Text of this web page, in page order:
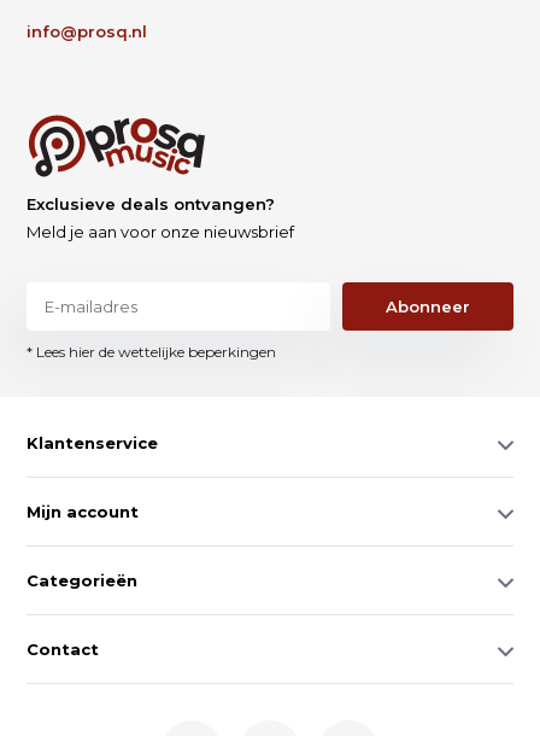
info@prosq.nl
Exclusieve deals ontvangen?
Meld je aan voor onze nieuwsbrief
Abonneer
* Lees hier de wettelijke beperkingen
Klantenservice
Mijn account
Categorieën
Contact